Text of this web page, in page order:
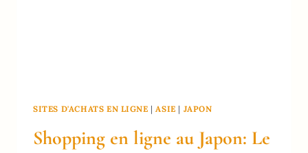
SITES D'ACHATS EN LIGNE |ASIE | JAPON
Shopping en ligne au Japon: Le